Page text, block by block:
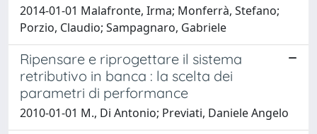
2014-01-01 Malafronte, Irma; Monferrà, Stefano;
Porzio, Claudio; Sampagnaro, Gabriele
Ripensare e riprogettare il sistema
retributivo in banca : la scelta dei
parametri di performance
2010-01-01 M., Di Antonio; Previati, Daniele Angelo